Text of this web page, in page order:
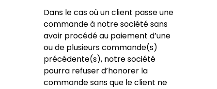
Dans le cas où un client passe une
commande à notre société sans
avoir procédé au paiement d’une
ou de plusieurs commande(s)
précédente(s), notre société
pourra refuser d’honorer la
commande sans que le client ne